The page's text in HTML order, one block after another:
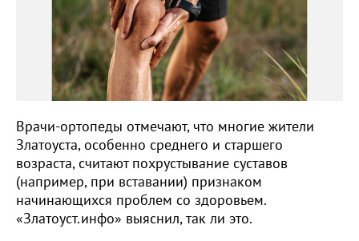
Врачи-ортопеды отмечают, что многие жители
Златоуста, особенно среднего и старшего
возраста, считают похрустывание суставов
(например, при вставании) признаком
начинающихся проблем со здоровьем.
«Златоуст.инфо» выяснил, так ли это.